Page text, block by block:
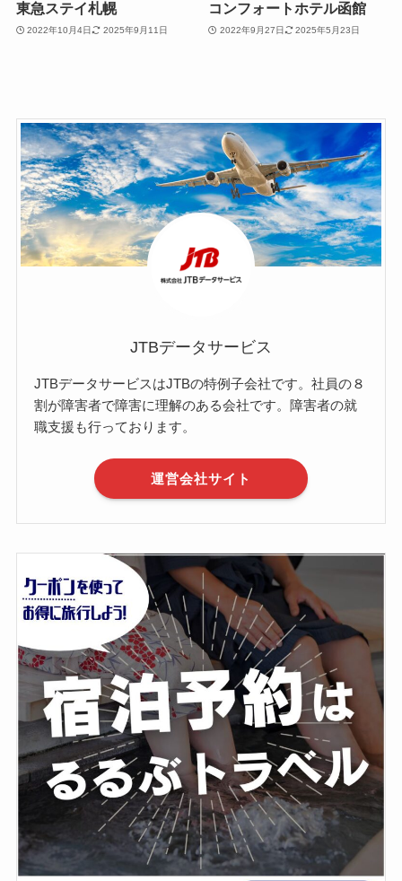
東急ステイ札幌
2022年10月4日 2025年9月11日
コンフォートホテル函館
2022年9月27日 2025年5月23日
JTBデータサービス
JTBデータサービスはJTBの特例子会社です。社員の８
割が障害者で障害に理解のある会社です。障害者の就
職支援も行っております。
運営会社サイト